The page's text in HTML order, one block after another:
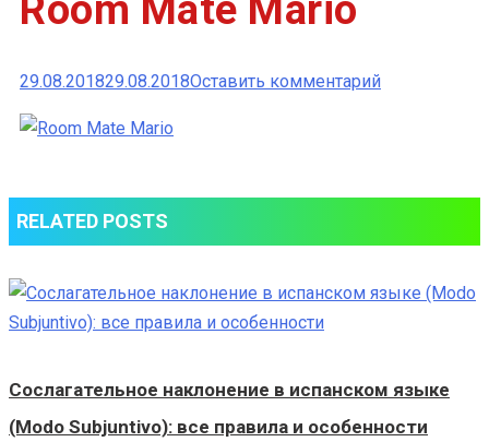
Room Mate Mario
29.08.201829.08.2018Оставить комментарийк
RELATED POSTS
Сослагательное наклонение в испанском языке
(Modo Subjuntivo): все правила и особенности